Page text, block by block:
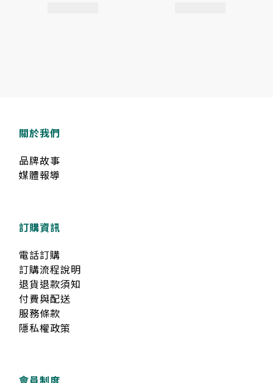
關於我們
品牌故事
媒體報導
訂購資訊
電話訂購
訂購流程說明
退貨退款須知
付費與配送
服務條款
隱私權政策
會員制度